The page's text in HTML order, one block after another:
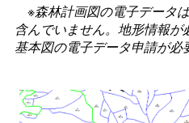
※森林計画図の電子データ
含んでいません。地形情報
基本図の電子データ申請が必